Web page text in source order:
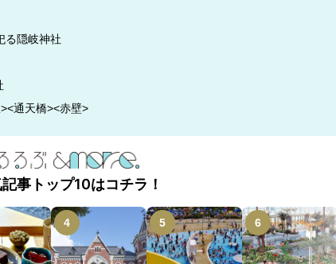
る隠岐神社
通天橋><赤壁>
記事トップ10はコチラ！